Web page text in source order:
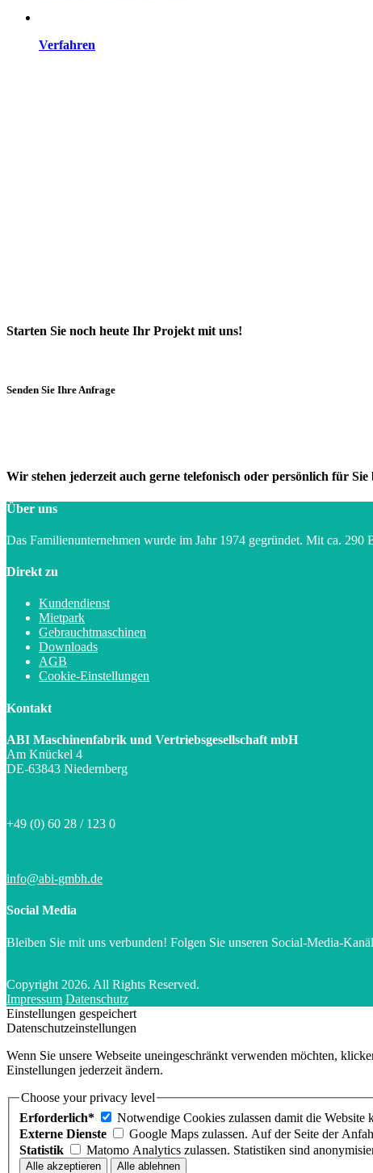
Verfahren
Starten Sie noch heute Ihr Projekt mit uns!
Senden Sie Ihre Anfrage
Wir stehen jederzeit auch gerne telefonisch oder persönlich für Sie
Über uns
Das Familienunternehmen wurde im Jahr 1974 gegründet. Mit ca.
Direkt zu
Kundendienst
Mietpark
Gebrauchtmaschinen
Downloads
AGB
Cookie-Einstellungen
Kontakt
ABI Maschinenfabrik und Vertriebsgesellschaft mbH
Am Knückel 4
DE-63843 Niedernberg
+49 (0) 60 28 / 123 0
info@abi-gmbh.de
Social Media
Bleiben Sie mit uns verbunden! Folgen Sie unseren Social-Media-
Copyright 2026. All Rights Reserved.
Impressum Datenschutz
Einstellungen gespeichert
Datenschutzeinstellungen
Wenn Sie unsere Webseite uneingeschränkt verwenden möchten,
Einstellungen jederzeit ändern.
Choose your privacy level
Erforderlich*
Notwendige Cookies zulassen damit die Website
Externe Dienste
Google Maps zulassen. Auf der Seite der
Statistik
Matomo Analytics zulassen. Statistiken sind